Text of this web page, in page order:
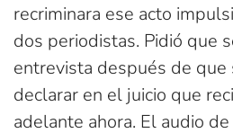
recriminara ese acto
dos periodistas. Pidió que
entrevista después de que
declarar en el juicio que
adelante ahora. El audio